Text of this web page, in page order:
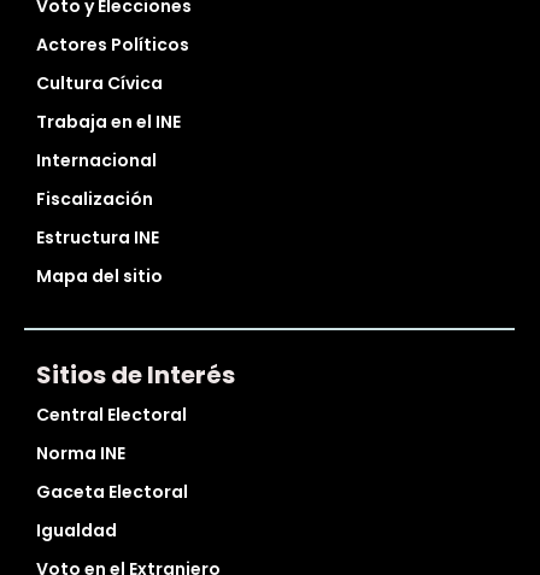
Voto y Elecciones
Actores Políticos
Cultura Cívica
Trabaja en el INE
Internacional
Fiscalización
Estructura INE
Mapa del sitio
Sitios de Interés
Central Electoral
Norma INE
Gaceta Electoral
Igualdad
Voto en el Extranjero